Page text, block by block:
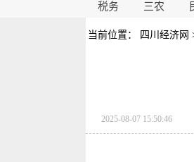
税务
三农
当前位置： 四川经济网
2025-08-07 15:50:46